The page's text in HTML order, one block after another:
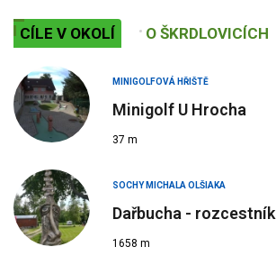
CÍLE V OKOLÍ O ŠKRDLOVICÍCH
MINIGOLFOVÁ HŘIŠTĚ
Minigolf U Hrocha
37 m
SOCHY MICHALA OLŠIAKA
Dařbucha - rozcestník
1658 m